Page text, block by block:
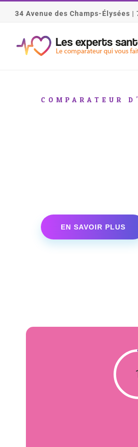
contenu
34 Avenue des Champs-Élysées |
EN SAVOIR PLUS
COMPARATEUR